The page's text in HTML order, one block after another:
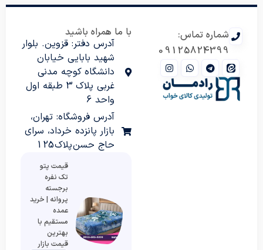
شماره تماس:
09125824399
با ما همراه باشید
آدرس دفتر: قزوین. بلوار
شهید بابایی خیابان
دانشگاه کوچه مدنی
غربی پلاک 3 طبقه اول
واحد 6
آدرس فروشگاه: تهران،
بازار پانزده خرداد، سرای
حاج حسن پلاک 125
قیمت پتو
تک نفره
برجسته
پروانه | خرید
عمده
مستقیم با
بهترین
قیمت بازار